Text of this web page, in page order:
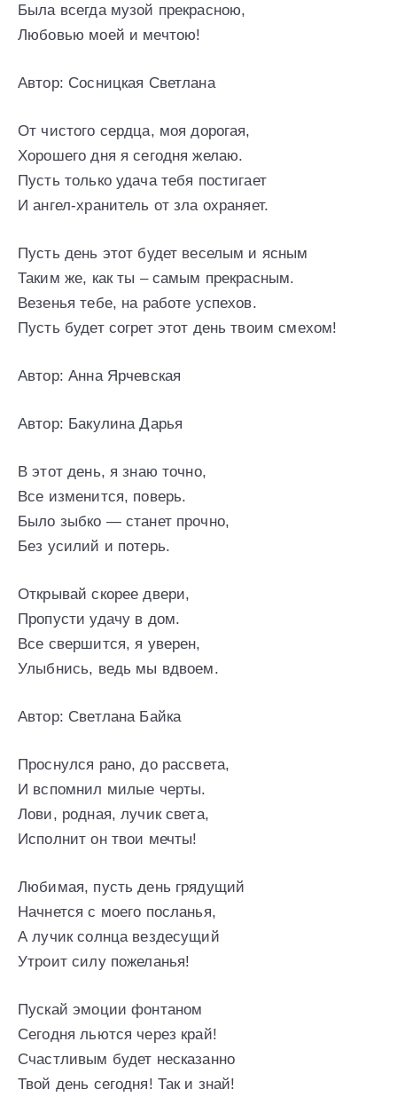
Была всегда музой прекрасною,
Любовью моей и мечтою!
Автор: Сосницкая Светлана
От чистого сердца, моя дорогая,
Хорошего дня я сегодня желаю.
Пусть только удача тебя постигает
И ангел-хранитель от зла охраняет.
Пусть день этот будет веселым и ясным
Таким же, как ты – самым прекрасным.
Везенья тебе, на работе успехов.
Пусть будет согрет этот день твоим смехом!
Автор: Анна Ярчевская
Автор: Бакулина Дарья
В этот день, я знаю точно,
Все изменится, поверь.
Было зыбко — станет прочно,
Без усилий и потерь.
Открывай скорее двери,
Пропусти удачу в дом.
Все свершится, я уверен,
Улыбнись, ведь мы вдвоем.
Автор: Светлана Байка
Проснулся рано, до рассвета,
И вспомнил милые черты.
Лови, родная, лучик света,
Исполнит он твои мечты!
Любимая, пусть день грядущий
Начнется с моего посланья,
А лучик солнца вездесущий
Утроит силу пожеланья!
Пускай эмоции фонтаном
Сегодня льются через край!
Счастливым будет несказанно
Твой день сегодня! Так и знай!